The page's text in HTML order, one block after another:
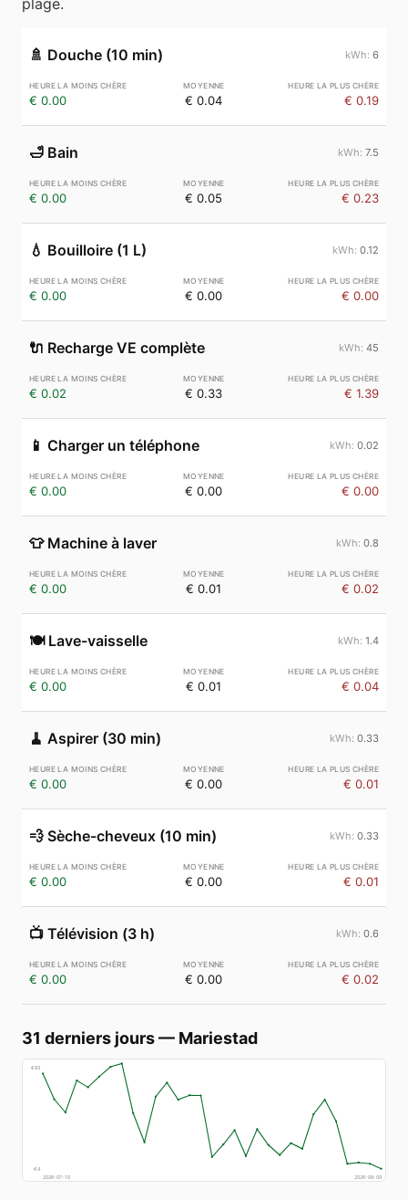
plage.
🚿 Douche (10 min) 6
€ 0.00 € 0.04 € 0.19
🛁 Bain 7.5
€ 0.00 € 0.05 € 0.23
💧 Bouilloire (1 L) 0.12
€ 0.00 € 0.00 € 0.00
🔌 Recharge VE complète 45
€ 0.02 € 0.33 € 1.39
📱 Charger un téléphone 0.02
€ 0.00 € 0.00 € 0.00
👕 Machine à laver 0.8
€ 0.00 € 0.01 € 0.02
🍽️ Lave-vaisselle 1.4
€ 0.00 € 0.01 € 0.04
🧹 Aspirer (30 min) 0.33
€ 0.00 € 0.00 € 0.01
💨 Sèche-cheveux (10 min) 0.33
€ 0.00 € 0.00 € 0.01
📺 Télévision (3 h) 0.6
€ 0.00 € 0.00 € 0.02
31 derniers jours— Mariestad
€83
€4
2026-07-10
2026-08-09